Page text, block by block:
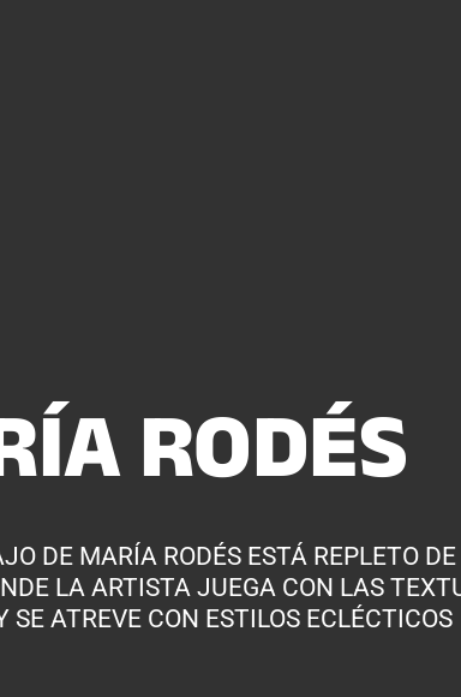
RODÉS
DE MARÍA RODÉS ESTÁ REPLETO DE
LA ARTISTA JUEGA CON LAS
SE ATREVE CON ESTILOS ECLÉCTICOS